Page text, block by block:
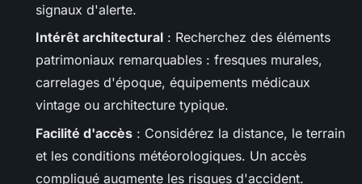
signaux d'alerte.
Intérêt architectural : Recherchez des éléments
patrimoniaux remarquables : fresques murales,
carrelages d'époque, équipements médicaux
vintage ou architecture typique.
Facilité d'accès : Considérez la distance, le terrain
et les conditions météorologiques. Un accès
compliqué augmente les risques d'accident.